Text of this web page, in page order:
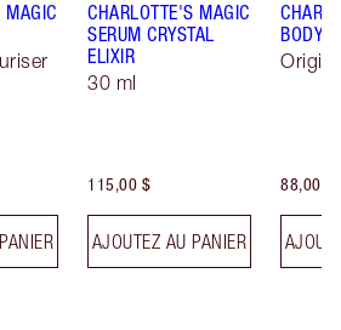
MAGIC
CHARLOTTE'S MAGIC
SERUM CRYSTAL
ELIXIR
30 ml
115,00 $
AJOUTEZ AU PANIER
BODY
88,00 $